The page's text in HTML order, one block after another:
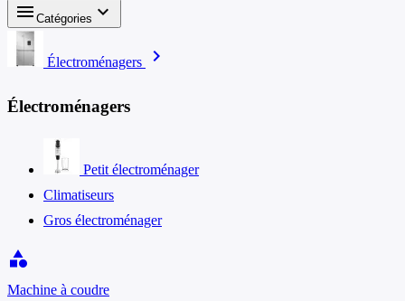
menu Catégories keyboard_arrow_down
Électroménagers chevron_right
Électroménagers
Petit électroménager
Climatiseurs
Gros électroménager
category
Machine à coudre